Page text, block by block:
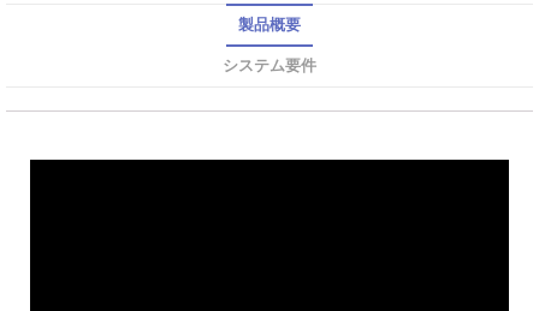
製品概要
システム要件